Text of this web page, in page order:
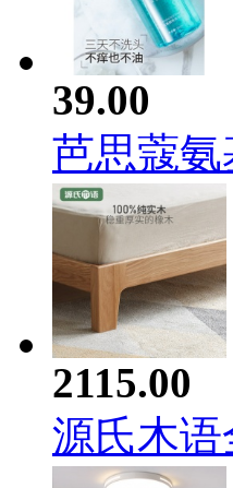
39.00
芭思蔻
2115.00
源氏木语